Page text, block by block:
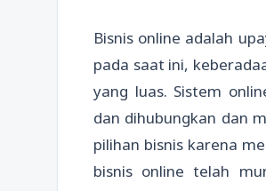
Bisnis online adalah
pada saat ini,
yang luas. Sistem
dan dihubungkan dan
pilihan bisnis karena
bisnis online telah